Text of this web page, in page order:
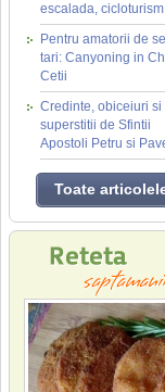
escalada, cicloturism
Pentru amatorii de
tari: Canyoning in
Cetii
Credinte, obiceiuri si
superstitii de Sfintii
Apostoli Petru si
Toate